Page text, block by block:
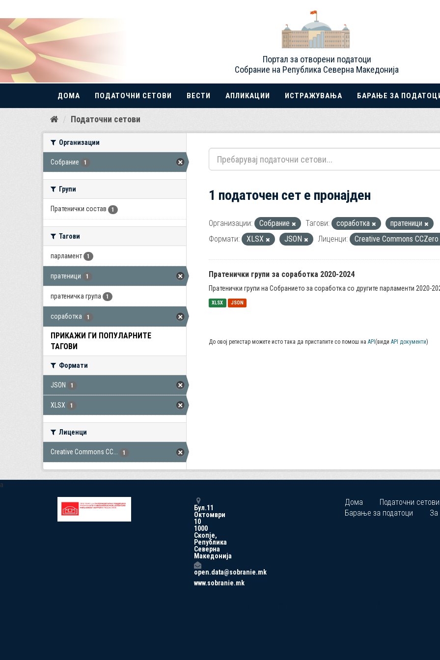
Прескокнете
Портал за отворени податоци
Собрание на Република Северна Македонија
ДОМА ПОДАТОЧНИ СЕТОВИ ВЕСТИ АПЛИКАЦИИ ИСТРАЖУВАЊА БАРАЊЕ ЗА
Податочни сетови
Организации
Собрание 1
Групи
Пратенички состав 1
Тагови
парламент 1
пратеници 1
пратеничка група 1
соработка 1
ПРИКАЖИ ГИ ПОПУЛАРНИТЕ
ТАГОВИ
Формати
JSON 1
XLSX 1
Лиценци
Creative Commons CC... 1
1 податочен сет е пронајден
Организации: Собрание Тагови: соработка
пратеници
Формати:
XLSX JSON Лиценци: Creative Commons CCZero
Пратенички групи за соработка 2020-2024
Пратенички групи на Собранието за соработка со другите парламенти 2020-
XLSX JSON
До овој регистар можете исто така да пристапите со помош на API (види API документи)
a
Бул.11
Октомври
10
1000
Скопје,
Република
Северна
Македонија
open.data@sobranie.mk
www.sobranie.mk
Дома
Податочни сетови
Барање за податоци
За